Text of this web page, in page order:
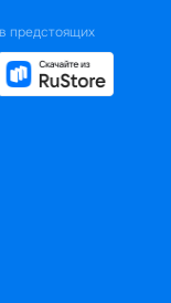
предстоящих